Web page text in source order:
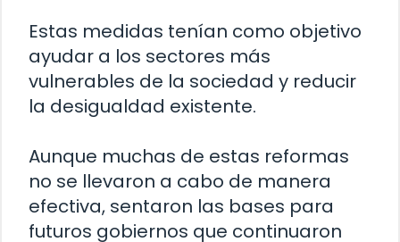
Estas medidas tenían como objetivo
ayudar a los sectores más
vulnerables de la sociedad y reducir
la desigualdad existente.
Aunque muchas de estas reformas
no se llevaron a cabo de manera
efectiva, sentaron las bases para
futuros gobiernos que continuaron